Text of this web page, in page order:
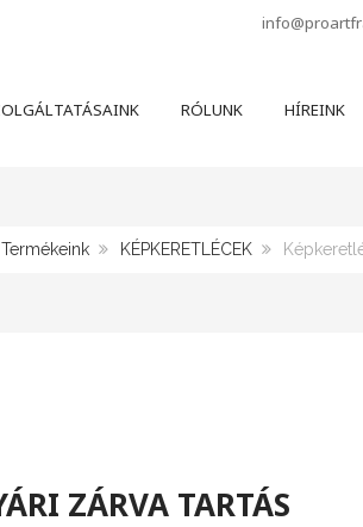
RÓLUNK HÍREINK
Termékeink KÉPKERETLÉCEK
ZÁRVA TARTÁS